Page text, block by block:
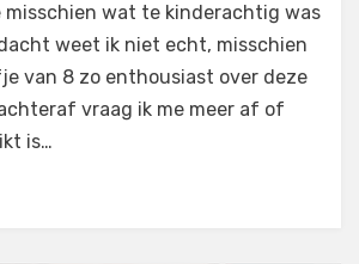
misschien wat te kinderachtig was
weet ik niet echt, misschien
van 8 zo enthousiast over deze
vraag ik me meer af of
is…